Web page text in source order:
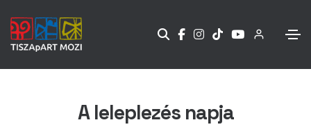
A leleplezés napja